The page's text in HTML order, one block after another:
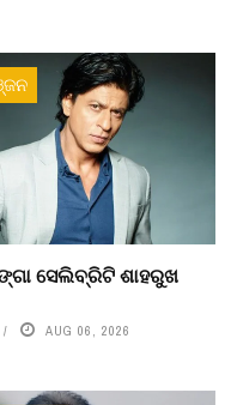
ସେଲିବ୍ରିଟି ଶାହରୁଖ
AUG 06, 2026